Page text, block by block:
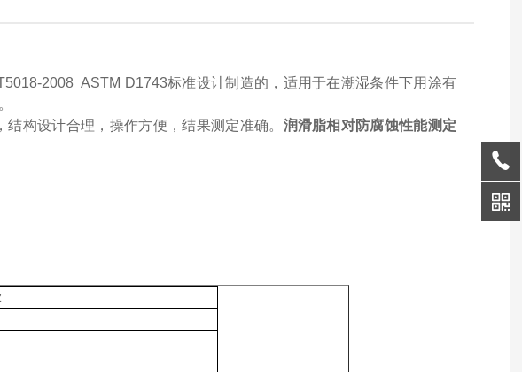
2008 ASTM D1743标准设计制造的，适用于在潮湿条件下用涂有
构设计合理，操作方便，结果测定准确。 润滑脂相对防腐蚀性能测定